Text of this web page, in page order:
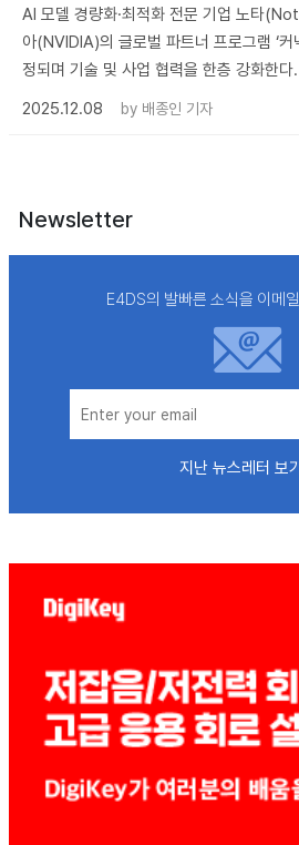
AI 모델 경량화·최적화 전문 기업 노타
아(NVIDIA)의 글로벌 파트너 프로그램 ‘
정되며 기술 및 사업 협력을 한층 강화한다.
2025.12.08
by 배종인 기자
Newsletter
E4DS의 발빠른 소식을 이메
지난 뉴스레터 보